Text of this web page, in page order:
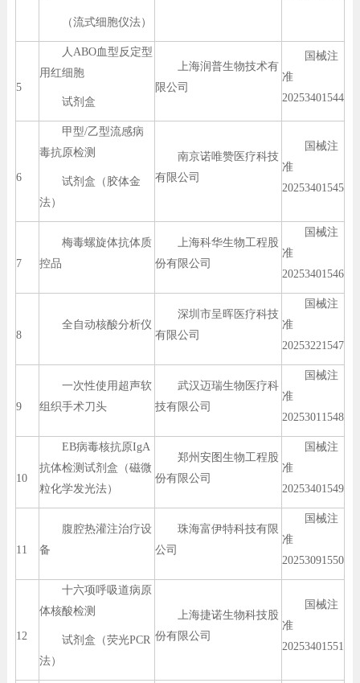
（流式细胞仪法）
5
人ABO血型反定型
用红细胞
试剂盒
上海润普生物技术有
限公司
国械注
准
20253401544
6
甲型/乙型流感病
毒抗原检测
试剂盒（胶体金
法）
南京诺唯赞医疗科技
有限公司
国械注
准
20253401545
7
梅毒螺旋体抗体质
控品
上海科华生物工程股
份有限公司
国械注
准
20253401546
8
全自动核酸分析仪
深圳市呈晖医疗科技
有限公司
国械注
准
20253221547
9
一次性使用超声软
组织手术刀头
武汉迈瑞生物医疗科
技有限公司
国械注
准
20253011548
10
EB病毒核抗原IgA
抗体检测试剂盒（磁微
粒化学发光法）
郑州安图生物工程股
份有限公司
国械注
准
20253401549
11
腹腔热灌注治疗设
备
珠海富伊特科技有限
公司
国械注
准
20253091550
12
十六项呼吸道病原
体核酸检测
试剂盒（荧光PCR
法）
上海捷诺生物科技股
份有限公司
国械注
准
20253401551